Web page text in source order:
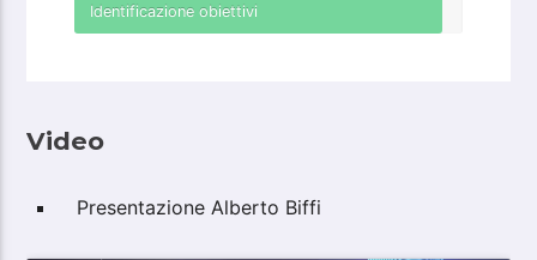
Identificazione obiettivi
Video
Presentazione Alberto Biffi